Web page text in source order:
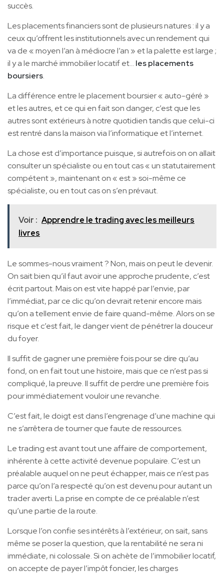
succès.
Les placements financiers sont de plusieurs natures : il y a
ceux qu’offrent les institutionnels avec un rendement qui
va de « moyen l’an à médiocre l’an » et la palette est large ;
il y a le marché immobilier locatif et… les placements
boursiers.
La différence entre le placement boursier « auto-géré »
et les autres, et ce qui en fait son danger, c’est que les
autres sont extérieurs à notre quotidien tandis que celui-ci
est rentré dans la maison via l’informatique et l’internet.
La chose est d’importance puisque, si autrefois on on allait
consulter un spécialiste ou en tout cas « un statutairement
compétent », maintenant on « est » soi-même ce
spécialiste, ou en tout cas on s’en prévaut.
Voir : Apprendre le trading avec les meilleurs
livres
Le sommes-nous vraiment ? Non, mais on peut le devenir.
On sait bien qu’il faut avoir une approche prudente, c’est
écrit partout. Mais on est vite happé par l’envie, par
l’immédiat, par ce clic qu’on devrait retenir encore mais
qu’on a tellement envie de faire quand-même. Alors on se
risque et c’est fait, le danger vient de pénétrer la douceur
du foyer.
Il suffit de gagner une première fois pour se dire qu’au
fond, on en fait tout une histoire, mais que ce n’est pas si
compliqué, la preuve. Il suffit de perdre une première fois
pour immédiatement vouloir une revanche.
C’est fait, le doigt est dans l’engrenage d’une machine qui
ne s’arrêtera de tourner que faute de ressources.
Le trading est avant tout une affaire de comportement,
inhérente à cette activité devenue populaire. C’est un
préalable auquel on ne peut échapper, mais ce n’est pas
parce qu’on l’a respecté qu’on est devenu pour autant un
trader averti. La prise en compte de ce préalable n’est
qu’une partie de la route.
Lorsque l’on confie ses intérêts à l’extérieur, on sait, sans
même se poser la question, que la rentabilité ne sera ni
immédiate, ni colossale. Si on achète de l’immobilier locatif,
on accepte de payer l’impôt foncier, les charges